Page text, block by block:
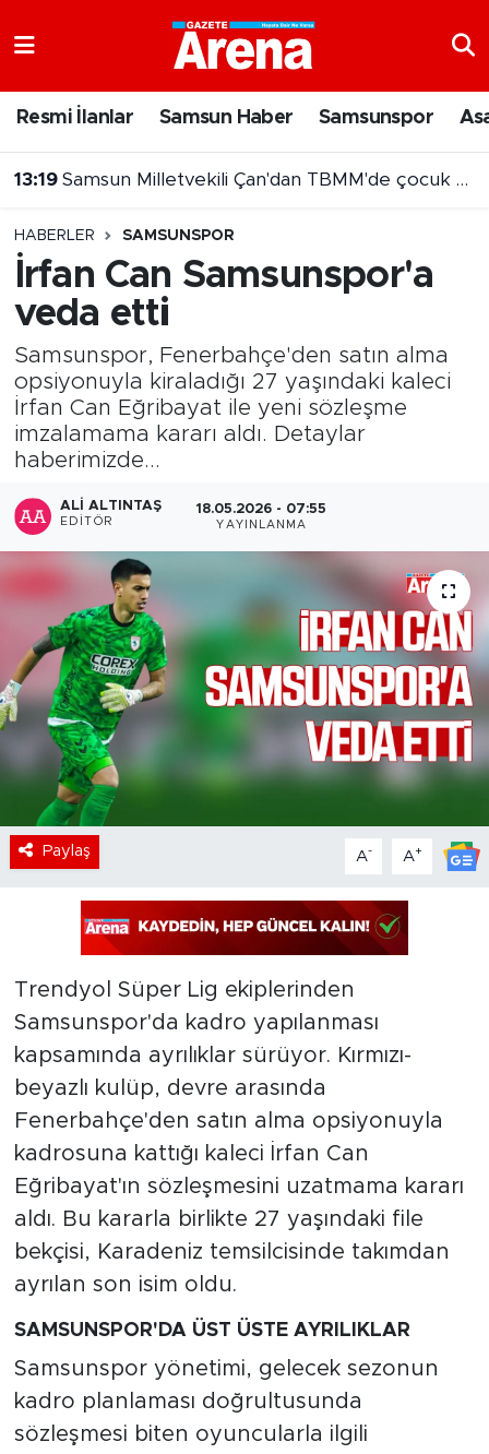
Resmi İlanlar Samsun Haber Samsunspor
13:19 Samsun Milletvekili Çan'dan TBMM'de çocuk adaleti vurgusu
HABERLER SAMSUNSPOR
İrfan Can Samsunspor'a
veda etti
Samsunspor, Fenerbahçe'den satın alma
opsiyonuyla kiraladığı 27 yaşındaki kaleci
İrfan Can Eğribayat ile yeni sözleşme
imzalamama kararı aldı. Detaylar
haberimizde...
ALI ALTINTAŞ
EDITÖR
18.05.2026 - 07:55
YAYINLANMA
Paylaş A- A+
Trendyol Süper Lig ekiplerinden
Samsunspor'da kadro yapılanması
kapsamında ayrılıklar sürüyor. Kırmızı-
beyazlı kulüp, devre arasında
Fenerbahçe'den satın alma opsiyonuyla
kadrosuna kattığı kaleci İrfan Can
Eğribayat'ın sözleşmesini uzatmama kararı
aldı. Bu kararla birlikte 27 yaşındaki file
bekçisi, Karadeniz temsilcisinde takımdan
ayrılan son isim oldu.
SAMSUNSPOR'DA ÜST ÜSTE AYRILIKLAR
Samsunspor yönetimi, gelecek sezonun
kadro planlaması doğrultusunda
sözleşmesi biten oyuncularla ilgili
Samsun Namaz Vakitleri
Süper Lig Puan Durumu ve Fikstür
Tüm Manşetler
Son Dakika Haberleri
Haber Arşivi